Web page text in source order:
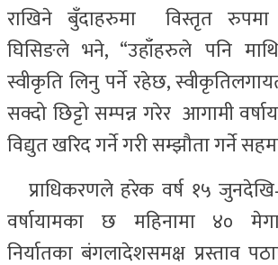
राखिने बुँदाहरुमा विस्तृत
घिसिङले भने, “उहाँहरुले पनि
स्वीकृति लिनु पर्ने रहेछ,
सक्दो छिट्टो सम्पन्न गरेर आगामी
विद्युत खरिद गर्ने गरी सम्झौता गर्ने
प्राधिकरणले हरेक वर्ष १५
वर्षायामका छ महिनामा ४०
निर्यातका बंगलादेशसमक्ष प्रस्ताव